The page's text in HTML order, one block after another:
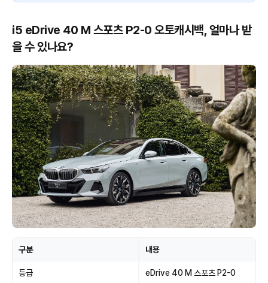
i5 eDrive 40 M 스포츠 P2-0 오토캐시백, 얼마나 받
을 수 있나요?
구분 내용
등급 eDrive 40 M 스포츠 P2-0